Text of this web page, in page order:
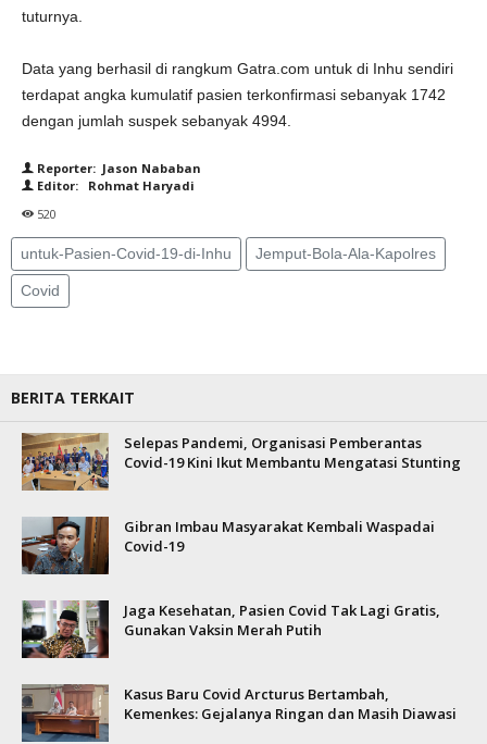
tuturnya.
Data yang berhasil di rangkum Gatra.com untuk di Inhu sendiri
terdapat angka kumulatif pasien terkonfirmasi sebanyak 1742
dengan jumlah suspek sebanyak 4994.
Reporter: Jason Nababan
Editor: Rohmat Haryadi
520
untuk-Pasien-Covid-19-di-Inhu Jemput-Bola-Ala-Kapolres
Covid
BERITA TERKAIT
Selepas Pandemi, Organisasi Pemberantas
Covid-19 Kini Ikut Membantu Mengatasi Stunting
Gibran Imbau Masyarakat Kembali Waspadai
Covid-19
Jaga Kesehatan, Pasien Covid Tak Lagi Gratis,
Gunakan Vaksin Merah Putih
Kasus Baru Covid Arcturus Bertambah,
Kemenkes: Gejalanya Ringan dan Masih Diawasi